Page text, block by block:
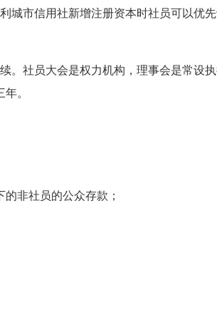
城市信用社新增注册资本时社员可以优
社员大会是权力机构，理事会是常设执
。
非社员的公众存款；